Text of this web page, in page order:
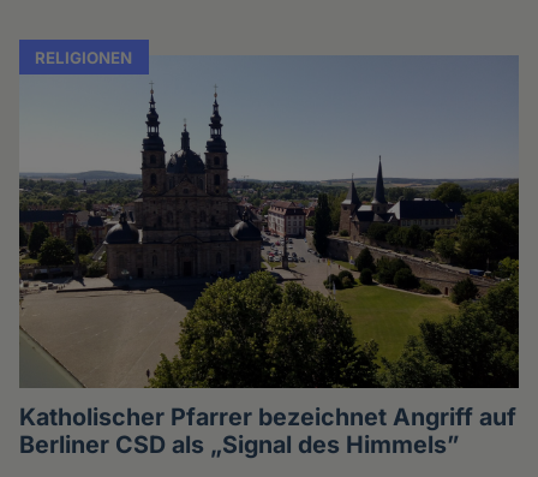
RELIGIONEN
Katholischer Pfarrer bezeichnet Angriff auf
Berliner CSD als „Signal des Himmels”